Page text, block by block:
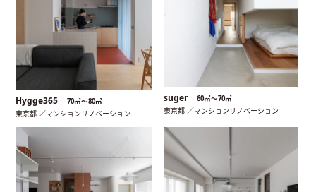
Hygge365 70㎡〜80㎡
東京都 ／マンションリノベーション
suger 60㎡〜70㎡
東京都 ／マンションリノベーション